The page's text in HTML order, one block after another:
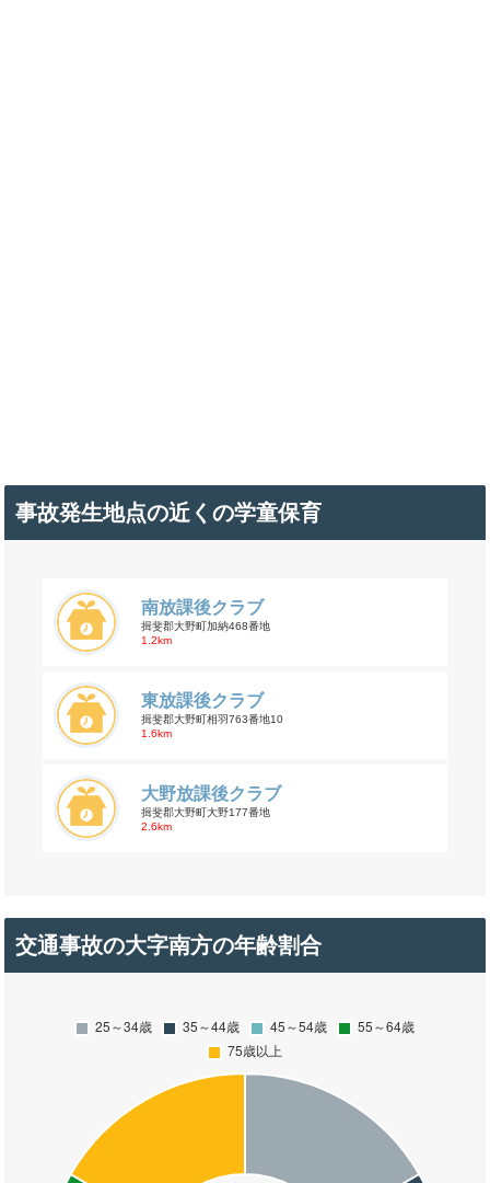
事故発生地点の近くの学童保育
南放課後クラブ
揖斐郡大野町加納468番地
1.2km
東放課後クラブ
揖斐郡大野町相羽763番地10
1.6km
大野放課後クラブ
揖斐郡大野町大野177番地
2.6km
交通事故の大字南方の年齢割合